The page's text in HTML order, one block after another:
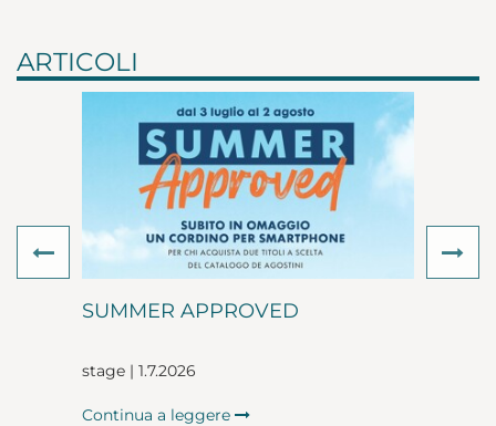
ARTICOLI
SUMMER APPROVED
stage | 1.7.2026
Continua a leggere
Previous